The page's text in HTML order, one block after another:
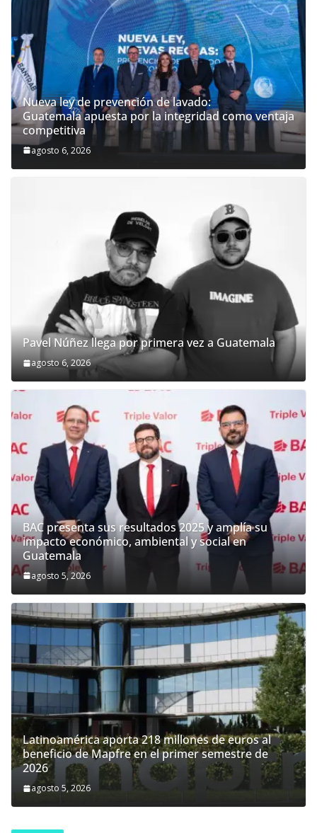
Nueva ley de prevención de lavado:
Guatemala apuesta por la integridad como ventaja
competitiva
agosto 6, 2026
Pavel Núñez llega por primera vez a Guatemala
agosto 6, 2026
BAC presenta sus resultados 2025 y amplía su
impacto económico, ambiental y social en
Guatemala
agosto 5, 2026
Latinoamérica aporta 218 millones de euros al
beneficio de Mapfre en el primer semestre de
2026
agosto 5, 2026